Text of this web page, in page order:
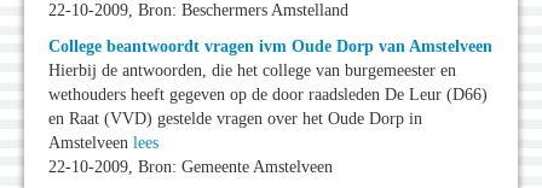
22-10-2009, Bron: Beschermers Amstelland
College beantwoordt vragen ivm Oude Dorp van Amstelveen
Hierbij de antwoorden, die het college van burgemeester en
wethouders heeft gegeven op de door raadsleden De Leur (D66)
en Raat (VVD) gestelde vragen over het Oude Dorp in
Amstelveen lees
22-10-2009, Bron: Gemeente Amstelveen